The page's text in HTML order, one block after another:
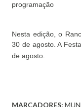
programação
Nesta edição, o
30 de agosto. A
de agosto.
MARCADORES: